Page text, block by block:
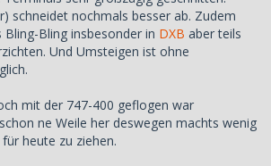
schneidet nochmals besser ab. Zudem
Bling insbesonder in DXB aber teils
Und Umsteigen ist ohne
mit der 747-400 geflogen war
ne Weile her deswegen machts wenig
heute zu ziehen.